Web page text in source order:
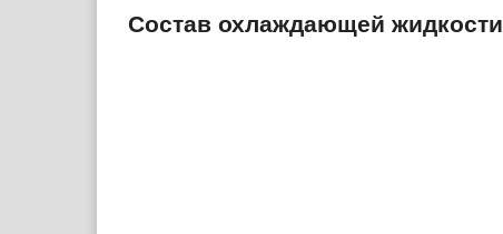
Состав охлаждающей жидкости